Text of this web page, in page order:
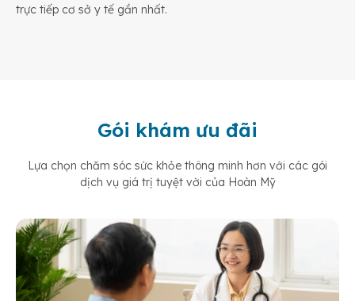
trực tiếp cơ sở y tế gần nhất.
Gói khám ưu đãi
Lựa chọn chăm sóc sức khỏe thông minh hơn với các gói
dịch vụ giá trị tuyệt vời của Hoàn Mỹ